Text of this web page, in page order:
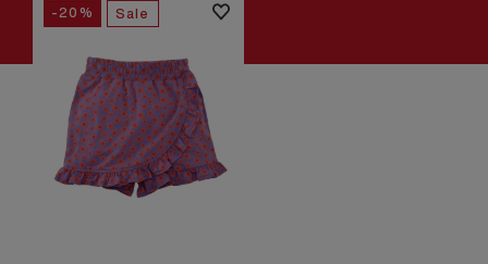
-20% Sale